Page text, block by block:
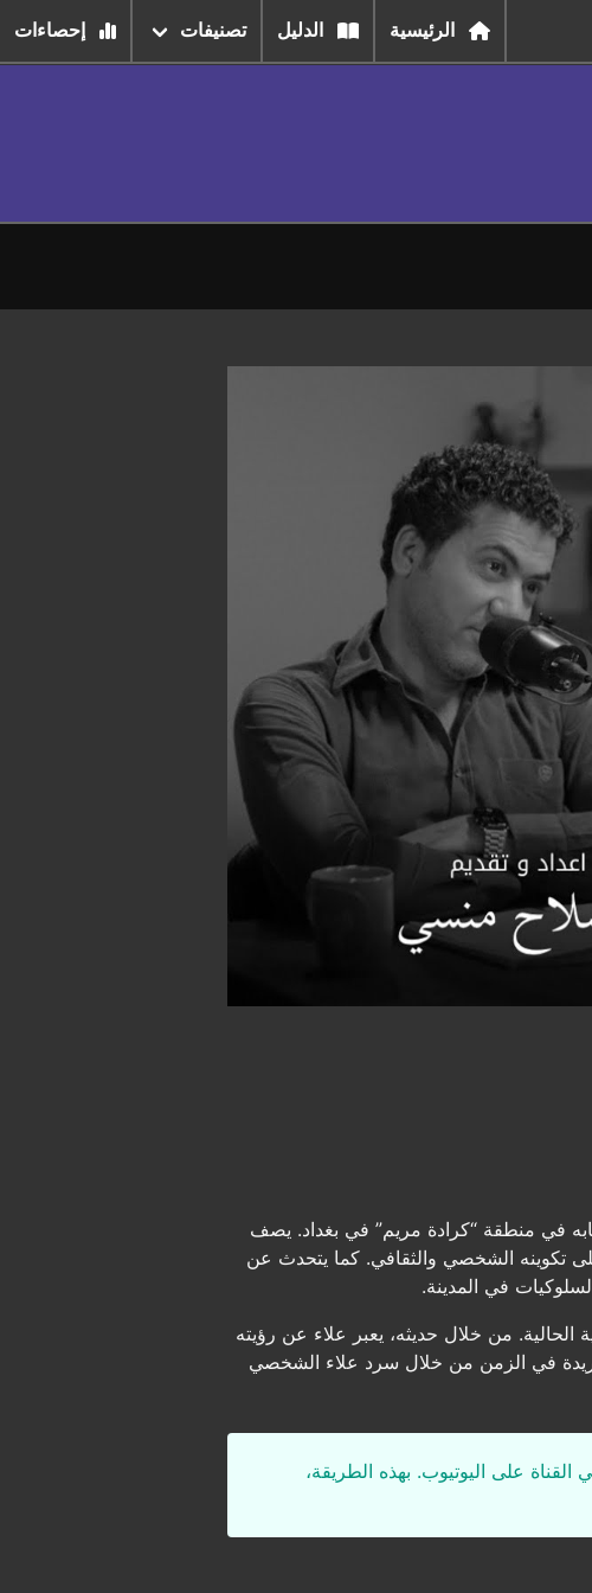
الرئيسية الدليل تصنيفات إحصاءات
في منطقة “كرادة مريم” في بغداد. يصف
تكوينه الشخصي والثقافي. كما يتحدث عن
في المدينة.
الحالية. من خلال حديثه، يعبر علاء عن رؤيته
فريدة في الزمن من خلال سرد علاء الشخصي
على اليوتيوب. بهذه الطريقة،